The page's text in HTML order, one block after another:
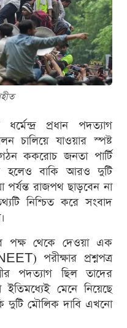
ধর্মেন্দ্র প্রধান পদত্যাগ
চালিয়ে যাওয়ার স্পষ্ট
ককরোচ জনতা পার্টি
হলেও বাকি আরও দুটি
পর্যন্ত রাজপথ ছাড়বেন না
নিশ্চিত করে সংবাদ
পক্ষ থেকে দেওয়া এক
পরীক্ষার প্রশ্নপত্র
পদত্যাগ ছিল তাদের
মেনে নিয়েছে
দুটি মৌলিক দাবি এখনো